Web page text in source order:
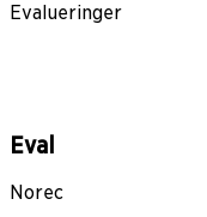
Evalueringer
Eval
Norec